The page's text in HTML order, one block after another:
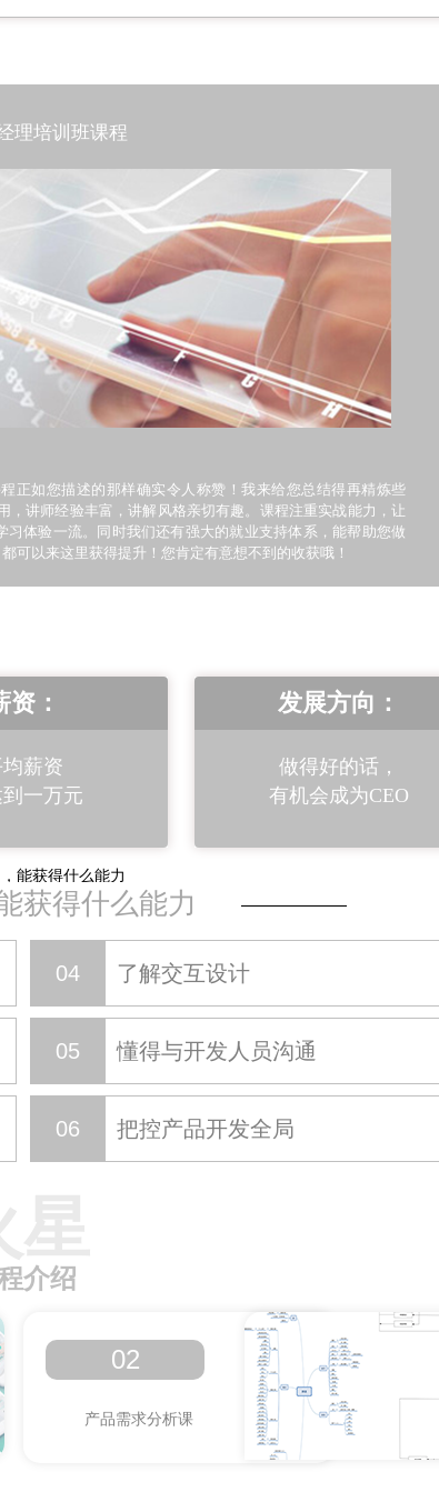
理培训班课程
正如您描述的那样确实令人称赞！我来给您总结得再精炼些
讲师经验丰富，讲解风格亲切有趣。课程注重实战能力，让
体验一流。同时我们还有强大的就业支持体系，能帮助您做
可以来这里获得提升！您肯定有意想不到的收获哦！
资：
薪资
一万元
发展方向：
做得好的话，
有机会成为CEO
获得什么能力
04 了解交互设计
05 懂得与开发人员沟通
06 把控产品开发全局
介绍
02
产品需求分析课